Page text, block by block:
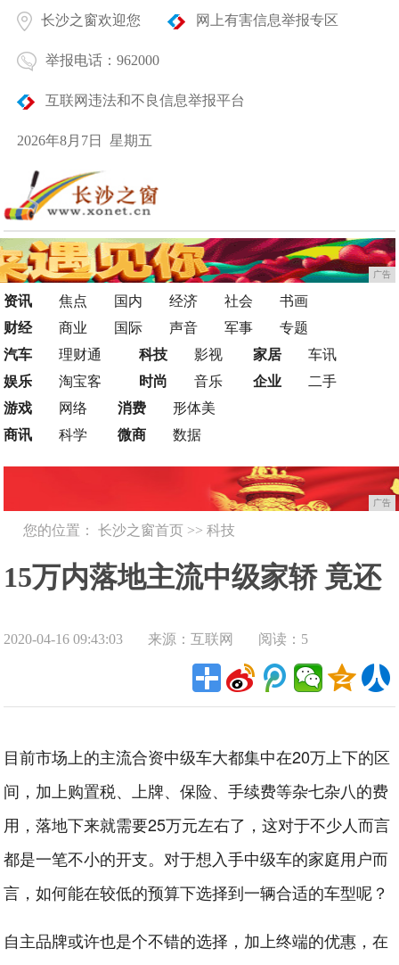
长沙之窗欢迎您 网上有害信息举报专区
举报电话：962000
互联网违法和不良信息举报平台
2026年8月7日 星期五
广告
资讯 焦点 国内 经济 社会
书画
财经
商业 国际 声音 军事
专题
汽车
理财通
娱乐
淘宝客
科技
影视
时尚
音乐
家居
车讯
企业
二手
游戏
网络
商讯
科学
消费
形体美
微商
数据
广告
您的位置：长沙之窗首页 >>科技
15万内落地主流中级家轿 竟还
藏着合资车型
2020-04-16 09:43:03 来源：互联网 阅读：5
目前市场上的主流合资中级车大都集中在20万上下的区
间，加上购置税、上牌、保险、手续费等杂七杂八的费
用，落地下来就需要25万元左右了，这对于不少人而言
都是一笔不小的开支。对于想入手中级车的家庭用户而
言，如何能在较低的预算下选择到一辆合适的车型呢？
自主品牌或许也是个不错的选择，加上终端的优惠，在